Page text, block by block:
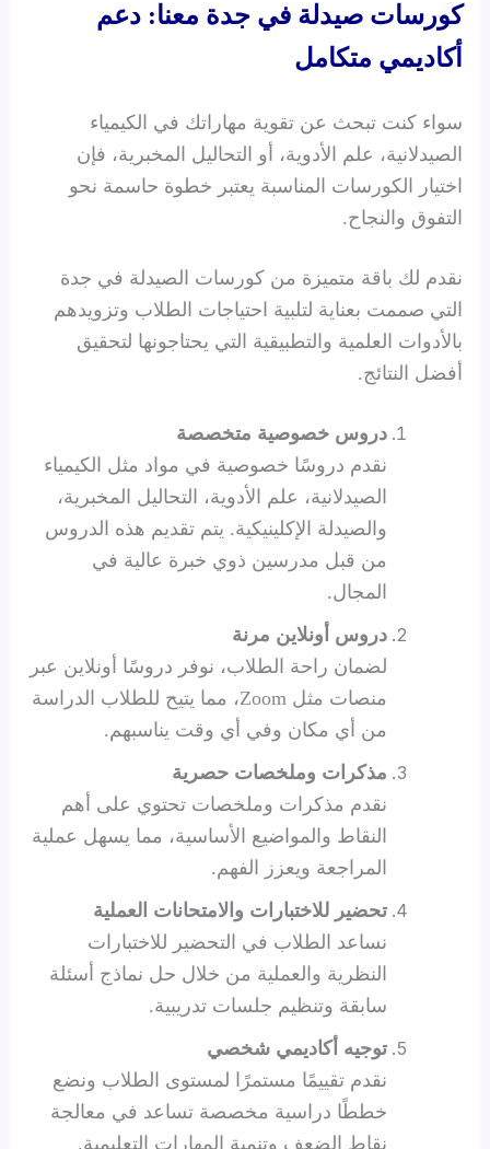
كورسات صيدلة في جدة معنا: دعم
أكاديمي متكامل
سواء كنت تبحث عن تقوية مهاراتك في الكيمياء
الصيدلانية، علم الأدوية، أو التحاليل المخبرية، فإن
اختيار الكورسات المناسبة يعتبر خطوة حاسمة نحو
التفوق والنجاح.
نقدم لك باقة متميزة من كورسات الصيدلة في جدة
التي صممت بعناية لتلبية احتياجات الطلاب وتزويدهم
بالأدوات العلمية والتطبيقية التي يحتاجونها لتحقيق
أفضل النتائج.
دروس خصوصية متخصصة
نقدم دروسًا خصوصية في مواد مثل الكيمياء
الصيدلانية، علم الأدوية، التحاليل المخبرية،
والصيدلة الإكلينيكية. يتم تقديم هذه الدروس
من قبل مدرسين ذوي خبرة عالية في
المجال.
دروس أونلاين مرنة
لضمان راحة الطلاب، نوفر دروسًا أونلاين عبر
منصات مثل Zoom، مما يتيح للطلاب الدراسة
من أي مكان وفي أي وقت يناسبهم.
مذكرات وملخصات حصرية
نقدم مذكرات وملخصات تحتوي على أهم
النقاط والمواضيع الأساسية، مما يسهل عملية
المراجعة ويعزز الفهم.
تحضير للاختبارات والامتحانات العملية
نساعد الطلاب في التحضير للاختبارات
النظرية والعملية من خلال حل نماذج أسئلة
سابقة وتنظيم جلسات تدريبية.
توجيه أكاديمي شخصي
نقدم تقييمًا مستمرًا لمستوى الطلاب ونضع
خططًا دراسية مخصصة تساعد في معالجة
نقاط الضعف وتنمية المهارات التعليمية.